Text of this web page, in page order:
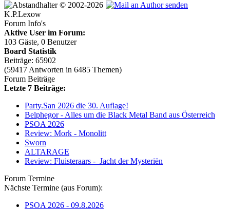
© 2002-2026
K.P.Lexow
Forum Info's
Aktive User im Forum:
103 Gäste, 0 Benutzer
Board Statistik
Beiträge: 65902
(59417 Antworten in 6485 Themen)
Forum Beiträge
Letzte 7 Beiträge:
Party.San 2026 die 30. Auflage!
Belphegor - Alles um die Black Metal Band aus Österreich
PSOA 2026
Review: Mork - Monolitt
Sworn
ALTARAGE
Review: Fluisteraars - Jacht der Mysteriën
Forum Termine
Nächste Termine (aus Forum):
PSOA 2026 - 09.8.2026